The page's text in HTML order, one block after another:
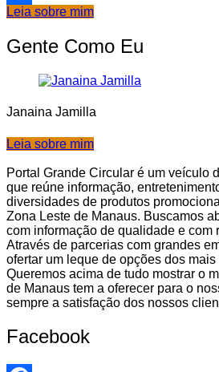
Share
Leia sobre mim
Gente Como Eu
Janaina Jamilla
Leia sobre mim
Portal Grande Circular é um veículo
que reúne informação,
diversidades de produtos
Zona Leste de Manaus. Buscamos
com informação de qualidade e com
Através de parcerias com grandes
ofertar um leque de opções dos
Queremos acima de tudo mostrar o
de Manaus tem a oferecer para o
sempre a satisfação dos nossos
Facebook